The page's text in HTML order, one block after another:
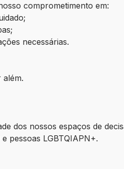
comprometimento em:
necessárias.
além.
dos nossos espaços de
pessoas LGBTQIAPN+.